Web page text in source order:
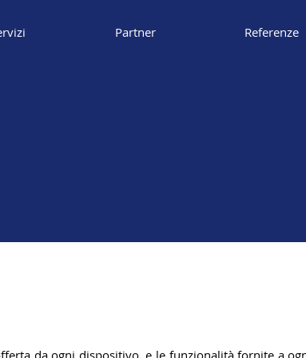
da ogni dispositivo, e le funzionalità fornite a
Partner Referenze